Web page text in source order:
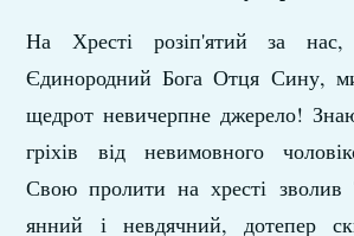
На Хресті розіп'ятий за нас,
Єдинородний Бога Отця Сину,
щед­рот невичерпне джерело!
гріхів від невимовного
Свою пролити на хресті
янний і невдячний, дотепер